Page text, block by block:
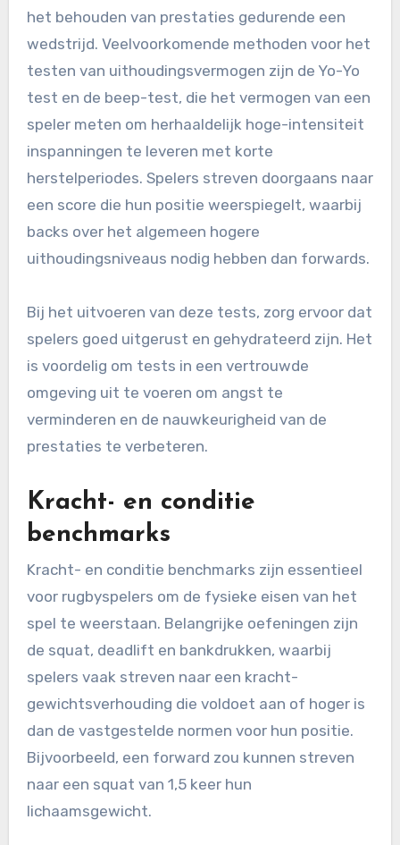
het behouden van prestaties gedurende een
wedstrijd. Veelvoorkomende methoden voor het
testen van uithoudingsvermogen zijn de Yo-Yo
test en de beep-test, die het vermogen van een
speler meten om herhaaldelijk hoge-intensiteit
inspanningen te leveren met korte
herstelperiodes. Spelers streven doorgaans naar
een score die hun positie weerspiegelt, waarbij
backs over het algemeen hogere
uithoudingsniveaus nodig hebben dan forwards.
Bij het uitvoeren van deze tests, zorg ervoor dat
spelers goed uitgerust en gehydrateerd zijn. Het
is voordelig om tests in een vertrouwde
omgeving uit te voeren om angst te
verminderen en de nauwkeurigheid van de
prestaties te verbeteren.
Kracht- en conditie
benchmarks
Kracht- en conditie benchmarks zijn essentieel
voor rugbyspelers om de fysieke eisen van het
spel te weerstaan. Belangrijke oefeningen zijn
de squat, deadlift en bankdrukken, waarbij
spelers vaak streven naar een kracht-
gewichtsverhouding die voldoet aan of hoger is
dan de vastgestelde normen voor hun positie.
Bijvoorbeeld, een forward zou kunnen streven
naar een squat van 1,5 keer hun
lichaamsgewicht.